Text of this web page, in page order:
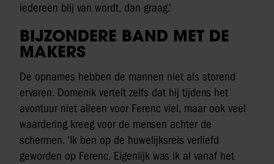
iedereen blij van wordt, dan graag.’
BIJZONDERE BAND MET DE
MAKERS
De opnames hebben de mannen niet als storend
ervaren. Domenik vertelt zelfs dat hij tijdens het
avontuur niet alleen voor Ferenc viel, maar ook veel
waardering kreeg voor de mensen achter de
schermen. ‘Ik ben op de huwelijksreis verliefd
geworden op Ferenc. Eigenlijk was ik al vanaf het